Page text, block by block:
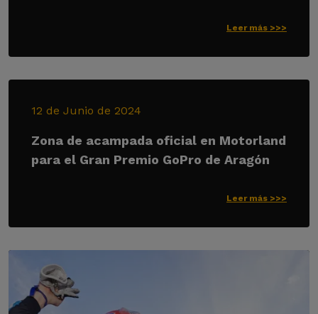
Leer más >>>
12 de Junio de 2024
Zona de acampada oficial en Motorland
para el Gran Premio GoPro de Aragón
Leer más >>>